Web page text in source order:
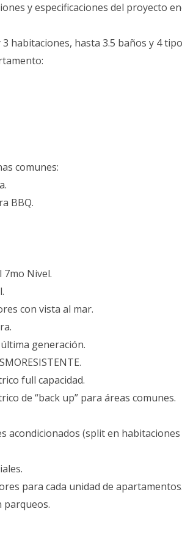
y especificaciones del proyecto
habitaciones, hasta 3.5 baños y 4
comunes:
BBQ.
7mo Nivel.
con vista al mar.
generación.
full capacidad.
de “back up” para áreas comunes.
acondicionados (split en habitaciones
para cada unidad de apartamentos.
parqueos.